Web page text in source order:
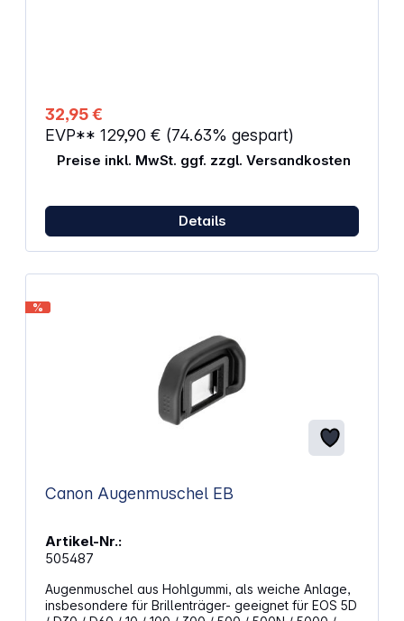
32,95 €
EVP** 129,90 € (74.63% gespart)
Preise inkl. MwSt. ggf. zzgl. Versandkosten
Details
%
Canon Augenmuschel EB
Artikel-Nr.:
505487
Augenmuschel aus Hohlgummi, als weiche Anlage,
insbesondere für Brillenträger- geeignet für EOS 5D